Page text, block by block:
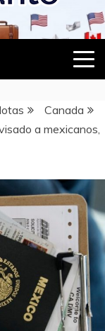
Canada
a mexicanos,